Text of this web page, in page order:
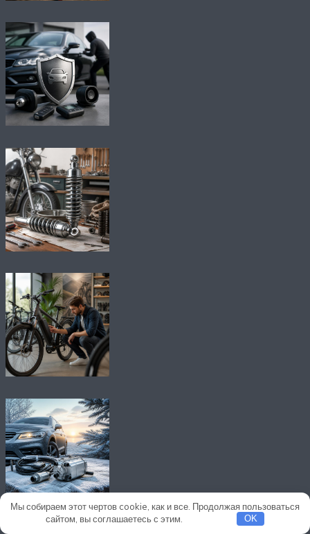
Мы собираем этот чертов cookie, как и все. Продолжая пользоваться
сайтом, вы соглашаетесь с этим.
OK